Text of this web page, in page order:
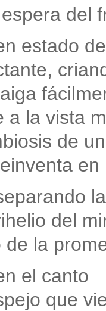
del
estado
a la vista
de
del
de la
el canto
que